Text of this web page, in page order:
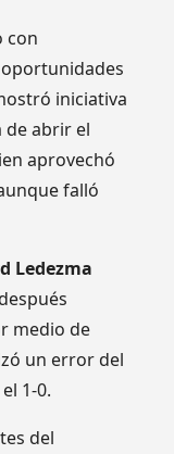
con
iniciativa
de abrir el
aprovechó
falló
Ledezma
medio de
un error del
1-0.
del